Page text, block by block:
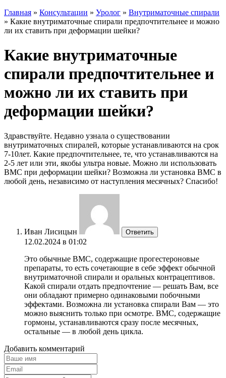
Главная » Консультации » Уролог » Внутриматочные спирали
» Какие внутриматочные спирали предпочтительнее и можно
ли их ставить при деформации шейки?
Какие внутриматочные
спирали предпочтительнее и
можно ли их ставить при
деформации шейки?
Здравствуйте. Недавно узнала о существовании
внутриматочных спиралей, которые устанавливаются на срок
7-10лет. Какие предпочтительнее, те, что устанавливаются на
2-5 лет или эти, якобы ультра новые. Можно ли использовать
ВМС при деформации шейки? Возможна ли установка ВМС в
любой день, независимо от наступления месячных? Спасибо!
Иван Лисицын Ответить
12.02.2024 в 01:02
Это обычные ВМС, содержащие прогестероновые
препараты, то есть сочетающие в себе эффект обычной
внутриматочной спирали и оральных контрацептивов.
Какой спирали отдать предпочтение — решать Вам, все
они обладают примерно одинаковыми побочными
эффектами. Возможна ли установка спирали Вам — это
можно выяснить только при осмотре. ВМС, содержащие
гормоны, устанавливаются сразу после месячных,
остальные — в любой день цикла.
Добавить комментарий